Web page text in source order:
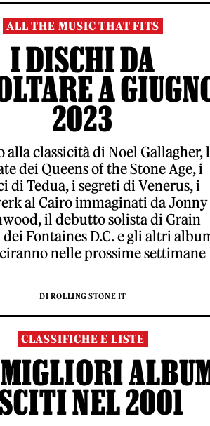
ALL THE MUSIC THAT FITS
I DISCHI DA
A
2023
classicità di Noel Gallagher,
dei Queens of the Stone Age, i
di Tedua, i segreti di Venerus, i
al Cairo immaginati da Jonny
il debutto solista di Grain
Fontaines D.C. e gli altri
nelle prossime settimane
DI ROLLING STONE IT
CLASSIFICHE E LISTE
NEL 2001